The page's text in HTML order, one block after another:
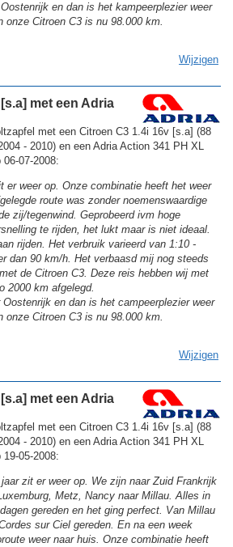
en dan is het kampeerplezier weer
onze Citroen C3 is nu 98.000 km.
Wijzigen
met een Adria
met een Citroen C3 1.4i 16v [s.a] (88
- 2010) en een Adria Action 341 PH XL
07-2008:
er weer op. Onze combinatie heeft het weer
route was zonder noemenswaardige
zij/tegenwind. Geprobeerd ivm hoge
te rijden, het lukt maar is niet ideaal.
rijden. Het verbruik varieerd van 1:10 -
dan 90 km/h. Het verbaasd mij nog steeds
de Citroen C3. Deze reis hebben wij met
2000 km afgelegd.
en dan is het campeerplezier weer
onze Citroen C3 is nu 98.000 km.
Wijzigen
met een Adria
met een Citroen C3 1.4i 16v [s.a] (88
- 2010) en een Adria Action 341 PH XL
05-2008:
zit er weer op. We zijn naar Zuid Frankrijk
Metz, Nancy naar Millau. Alles in
gereden en het ging perfect. Van Millau
sur Ciel gereden. En na een week
weer naar huis. Onze combinatie heeft